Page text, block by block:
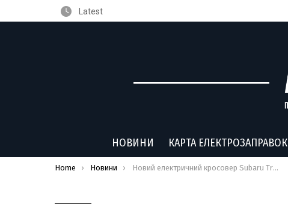
Latest
НОВИНИ КАРТА ЕЛЕКТРОЗАПРАВОК
You are here:
Home Новини Новий електричний кросовер Subaru Trailseeker показали офіційно